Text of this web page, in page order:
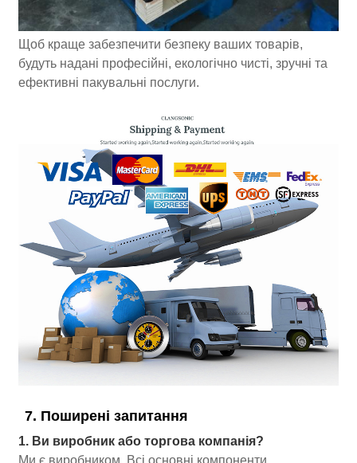
Щоб краще забезпечити безпеку ваших товарів,
будуть надані професійні, екологічно чисті, зручні та
ефективні пакувальні послуги.
7. Поширені запитання
1. Ви виробник або торгова компанія?
Ми є виробником. Всі основні компоненти